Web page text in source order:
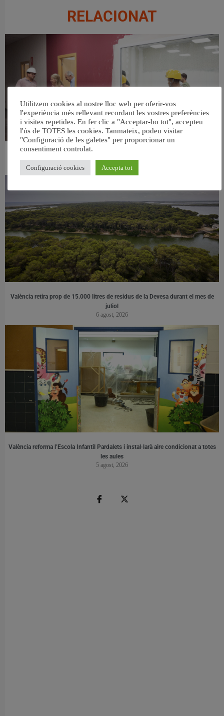
RELACIONAT
6 agost, 2026
València retira prop de 15.000 litres de residus de la Devesa durant el mes de
juliol
6 agost, 2026
València reforma l’Escola Infantil Pardalets i instal·larà aire condicionat a totes
les aules
5 agost, 2026
Utilitzem cookies al nostre lloc web per oferir-vos
l'experiència més rellevant recordant les vostres preferències
i visites repetides. En fer clic a "Acceptar-ho tot", accepteu
l'ús de TOTES les cookies. Tanmateix, podeu visitar
"Configuració de les galetes" per proporcionar un
consentiment controlat.
Configuració cookies Accepta tot